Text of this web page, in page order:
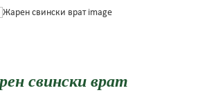
свински врат